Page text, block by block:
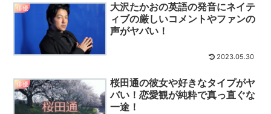
俳優
大沢たかおの英語の発音にネイテ
ィブの厳しいコメントやファンの
声がヤバい！
2023.05.30
俳優
桜田通の彼女や好きなタイプがヤ
バい！恋愛観が純粋で真っ直ぐな
一途！